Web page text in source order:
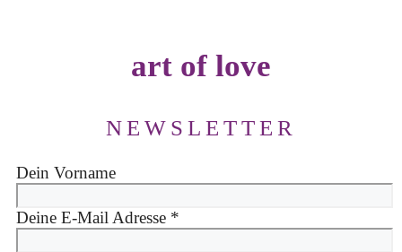
art of love
NEWSLETTER
Dein Vorname
Deine E-Mail Adresse *